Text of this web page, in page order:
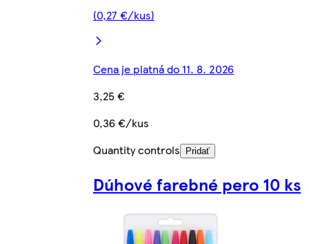
(0,27 €/kus)
Cena je platná do 11. 8. 2026
3,25 €
0,36 €/kus
Quantity controls
Pridať
Dúhové farebné pero 10 ks